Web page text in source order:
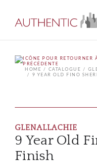
HOME
CATALOGUE
9 YEAR OLD FINO
GLENALLACHIE
9 Year Old
Finish